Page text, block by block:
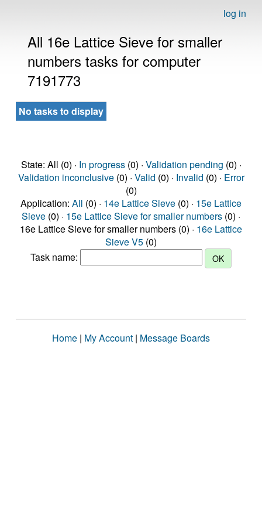
log in
All 16e Lattice Sieve for smaller
numbers tasks for computer
7191773
No tasks to display
State: All (0) · In progress(0) · Validation pending (0) ·
Validation inconclusive(0) · Valid (0) · Invalid (0) · Error
(0)
Application: All (0) · 14e Lattice Sieve (0) · 15e Lattice
Sieve (0) · 15e Lattice Sieve for smaller numbers (0) ·
16e Lattice Sieve for smaller numbers (0) · 16e Lattice
Sieve V5 (0)
Task name:
Home | My Account | Message Boards